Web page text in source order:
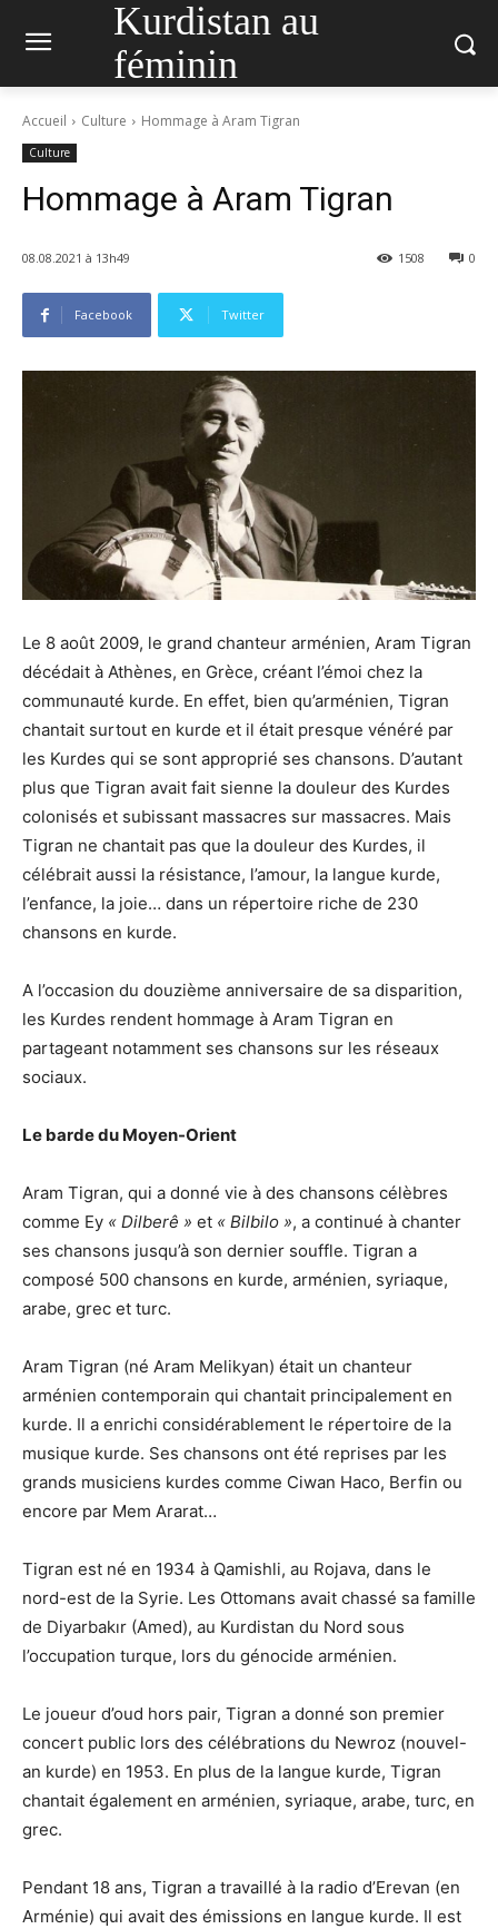
Kurdistan au
féminin
Accueil Culture Hommage à Aram Tigran
Culture
Hommage à Aram Tigran
08.08.2021 à 13h49 0
1508
Facebook Twitter
Le 8 août 2009, le grand chanteur arménien, Aram Tigran
décédait à Athènes, en Grèce, créant l’émoi chez la
communauté kurde. En effet, bien qu’arménien, Tigran
chantait surtout en kurde et il était presque vénéré par
les Kurdes qui se sont approprié ses chansons. D’autant
plus que Tigran avait fait sienne la douleur des Kurdes
colonisés et subissant massacres sur massacres. Mais
Tigran ne chantait pas que la douleur des Kurdes, il
célébrait aussi la résistance, l’amour, la langue kurde,
l’enfance, la joie… dans un répertoire riche de 230
chansons en kurde.
A l’occasion du douzième anniversaire de sa disparition,
les Kurdes rendent hommage à Aram Tigran en
partageant notamment ses chansons sur les réseaux
sociaux.
Le barde du Moyen-Orient
Aram Tigran, qui a donné vie à des chansons célèbres
comme Ey « Dilberê » et « Bilbilo », a continué à chanter
ses chansons jusqu’à son dernier souffle. Tigran a
composé 500 chansons en kurde, arménien, syriaque,
arabe, grec et turc.
Aram Tigran (né Aram Melikyan) était un chanteur
arménien contemporain qui chantait principalement en
kurde. Il a enrichi considérablement le répertoire de la
musique kurde. Ses chansons ont été reprises par les
grands musiciens kurdes comme Ciwan Haco, Berfin ou
encore par Mem Ararat…
Tigran est né en 1934 à Qamishli, au Rojava, dans le
nord-est de la Syrie. Les Ottomans avait chassé sa famille
de Diyarbakır (Amed), au Kurdistan du Nord sous
l’occupation turque, lors du génocide arménien.
Le joueur d’oud hors pair, Tigran a donné son premier
concert public lors des célébrations du Newroz (nouvel-
an kurde) en 1953. En plus de la langue kurde, Tigran
chantait également en arménien, syriaque, arabe, turc, en
grec.
Pendant 18 ans, Tigran a travaillé à la radio d’Erevan (en
Arménie) qui avait des émissions en langue kurde. Il est